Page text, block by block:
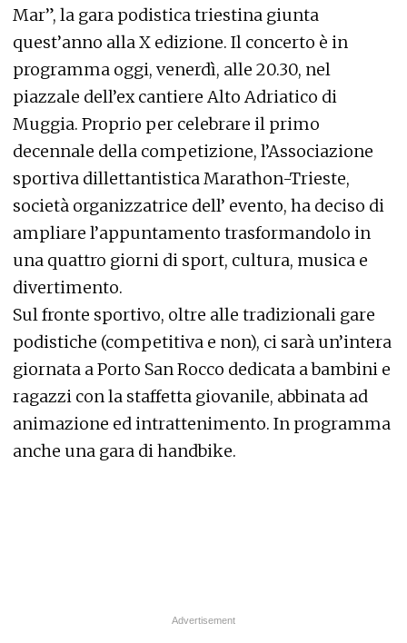
Mar”, la gara podistica triestina giunta
quest’anno alla X edizione. Il concerto è in
programma oggi, venerdì, alle 20.30, nel
piazzale dell’ex cantiere Alto Adriatico di
Muggia. Proprio per celebrare il primo
decennale della competizione, l’Associazione
sportiva dillettantistica Marathon-Trieste,
società organizzatrice dell’ evento, ha deciso di
ampliare l’appuntamento trasformandolo in
una quattro giorni di sport, cultura, musica e
divertimento.
Sul fronte sportivo, oltre alle tradizionali gare
podistiche (competitiva e non), ci sarà un’intera
giornata a Porto San Rocco dedicata a bambini e
ragazzi con la staffetta giovanile, abbinata ad
animazione ed intrattenimento. In programma
anche una gara di handbike.